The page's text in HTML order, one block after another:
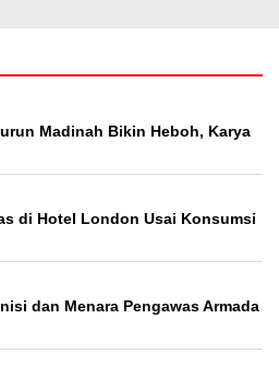
Madinah Bikin Heboh, Karya
di Hotel London Usai Konsumsi
dan Menara Pengawas Armada